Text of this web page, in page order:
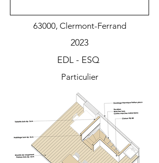
63000, Clermont-Ferrand
2023
EDL - ESQ
Particulier